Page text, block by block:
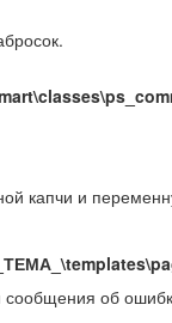
капчи и
сообщения об